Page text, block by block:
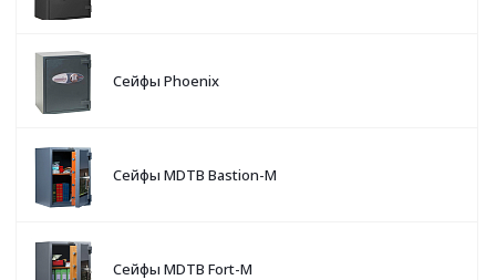
Сейфы Phoenix
Сейфы MDTB Bastion-M
Сейфы MDTB Fort-M